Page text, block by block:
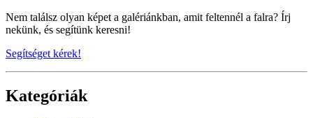
Nem találsz olyan képet a galériánkban, amit feltennél a falra? Írj
nekünk, és segítünk keresni!
Segítséget kérek!
Kategóriák